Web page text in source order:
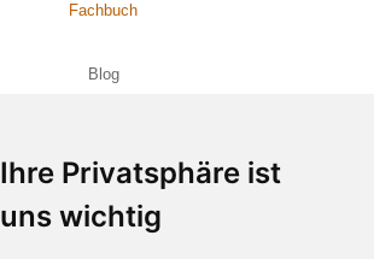
Ihre Privatsphäre ist
uns wichtig
Fachbuch
Blog
Ziele
Führungsmethoden
Psychol ogie